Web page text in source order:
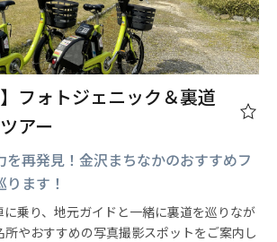
】フォトジェニック＆裏道
アー
を再発見！金沢まちなかのおすすめフ
ます！
乗り、地元ガイドと一緒に裏道を巡りなが
所やおすすめの写真撮影スポットをご案内し